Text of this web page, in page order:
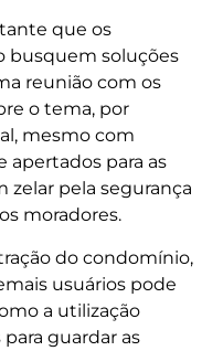
que os
busquem soluções
reunião com os
o tema, por
mesmo com
apertados para as
zelar pela segurança
moradores.
do condomínio,
usuários pode
a utilização
guardar as